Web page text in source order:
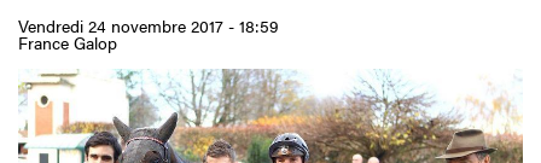
Vendredi 24 novembre 2017 - 18:59
France Galop